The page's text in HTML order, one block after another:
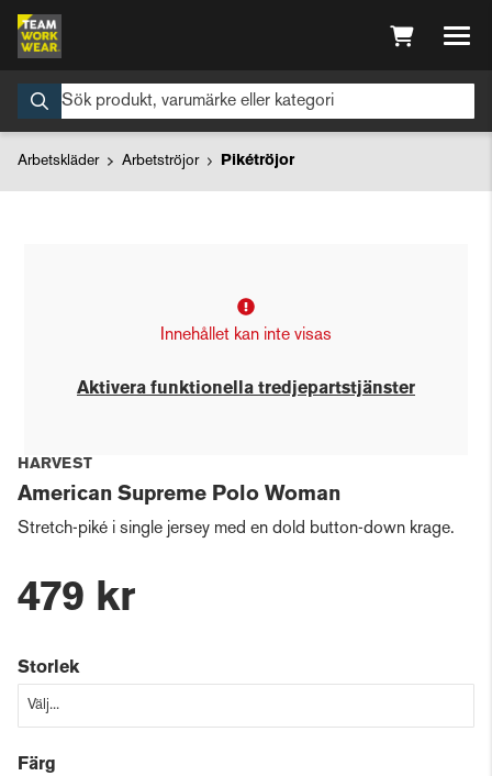
Arbetskläder Arbetströjor Pikétröjor
Innehållet kan inte visas
Aktivera funktionella tredjepartstjänster
HARVEST
American Supreme Polo Woman
Stretch-piké i single jersey med en dold button-down krage.
479 kr
Storlek
Färg